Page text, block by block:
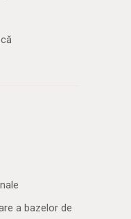
a bazelor de